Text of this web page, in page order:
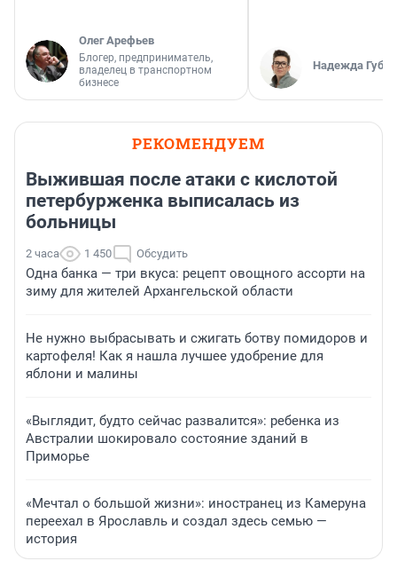
Олег Арефьев
Блогер, предприниматель,
владелец в транспортном
бизнесе
Надежда
РЕКОМЕНДУЕМ
Выжившая после атаки с кислотой
петербурженка выписалась из
больницы
2 часа 1 450 Обсудить
Одна банка — три вкуса: рецепт овощного ассорти на
зиму для жителей Архангельской области
Не нужно выбрасывать и сжигать ботву помидоров и
картофеля! Как я нашла лучшее удобрение для
яблони и малины
«Выглядит, будто сейчас развалится»: ребенка из
Австралии шокировало состояние зданий в
Приморье
«Мечтал о большой жизни»: иностранец из Камеруна
переехал в Ярославль и создал здесь семью —
история